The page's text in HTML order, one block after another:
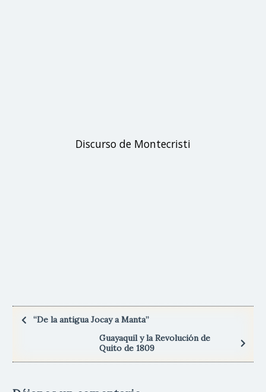
Discurso de Montecristi
“De la antigua Jocay a Manta”
Guayaquil y la Revolución de
Quito de 1809